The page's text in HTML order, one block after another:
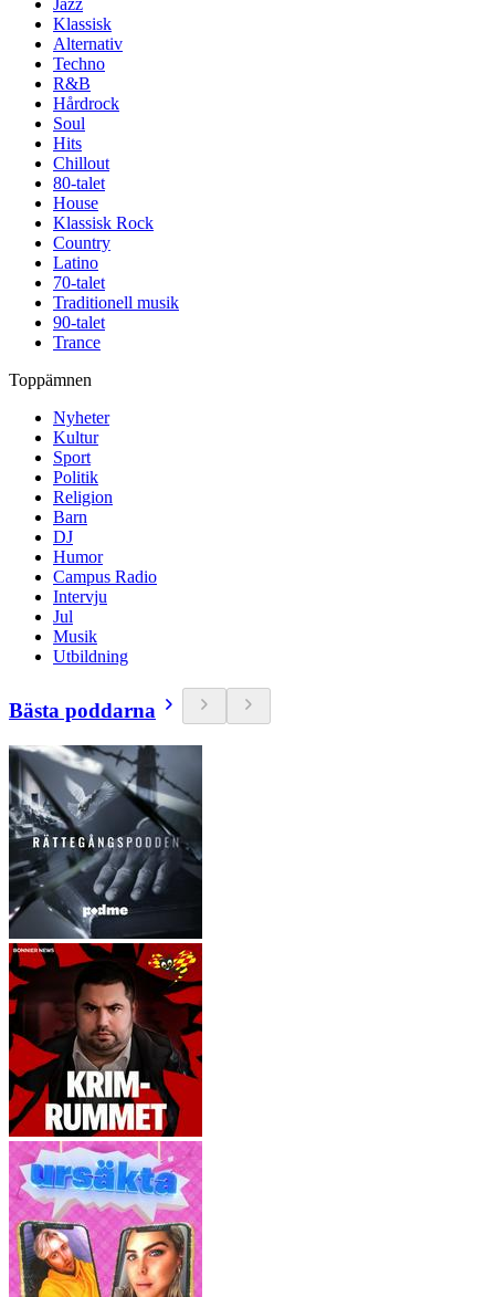
Jazz
Klassisk
Alternativ
Techno
R&B
Hårdrock
Soul
Hits
Chillout
80-talet
House
Klassisk Rock
Country
Latino
70-talet
Traditionell musik
90-talet
Trance
Toppämnen
Nyheter
Kultur
Sport
Politik
Religion
Barn
DJ
Humor
Campus Radio
Intervju
Jul
Musik
Utbildning
Bästa poddarna